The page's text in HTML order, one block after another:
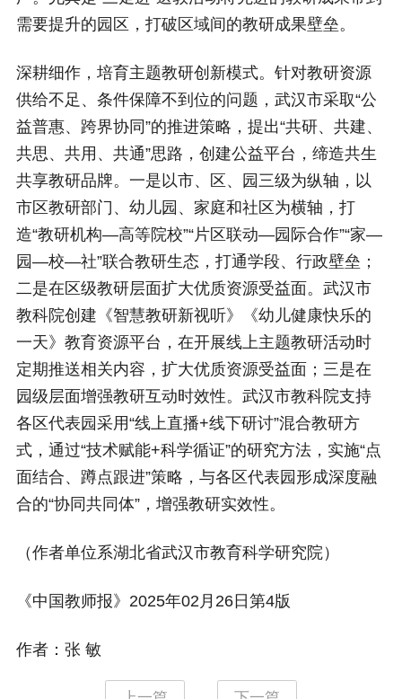
需要提升的园区，打破区域间的教研成果壁垒。
深耕细作，培育主题教研创新模式。针对教研资源
供给不足、条件保障不到位的问题，武汉市采取“公
益普惠、跨界协同”的推进策略，提出“共研、共建、
共思、共用、共通”思路，创建公益平台，缔造共生
共享教研品牌。一是以市、区、园三级为纵轴，以
市区教研部门、幼儿园、家庭和社区为横轴，打
造“教研机构—高等院校”“片区联动—园际合作”“家—
园—校—社”联合教研生态，打通学段、行政壁垒；
二是在区级教研层面扩大优质资源受益面。武汉市
教科院创建《智慧教研新视听》《幼儿健康快乐的
一天》教育资源平台，在开展线上主题教研活动时
定期推送相关内容，扩大优质资源受益面；三是在
园级层面增强教研互动时效性。武汉市教科院支持
各区代表园采用“线上直播+线下研讨”混合教研方
式，通过“技术赋能+科学循证”的研究方法，实施“点
面结合、蹲点跟进”策略，与各区代表园形成深度融
合的“协同共同体”，增强教研实效性。
（作者单位系湖北省武汉市教育科学研究院）
《中国教师报》2025年02月26日第4版
作者：张 敏